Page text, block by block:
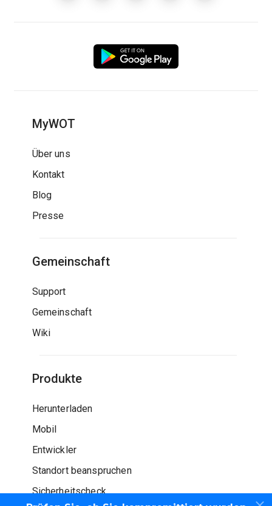
MyWOT
Über uns
Kontakt
Blog
Presse
Gemeinschaft
Support
Gemeinschaft
Wiki
Produkte
Herunterladen
Mobil
Entwickler
Standort beanspruchen
Sicherheitscheck